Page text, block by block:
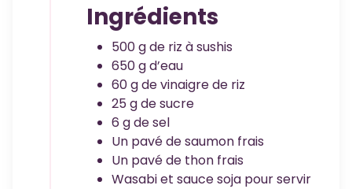
Ingrédients
500 g de riz à sushis
650 g d’eau
60 g de vinaigre de riz
25 g de sucre
6 g de sel
Un pavé de saumon frais
Un pavé de thon frais
Wasabi et sauce soja pour servir